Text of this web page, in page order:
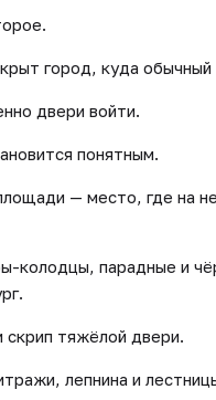
город, куда
двери войти.
понятным.
— место, где на
колодцы, парадные и
скрип тяжёлой двери.
лепнина и